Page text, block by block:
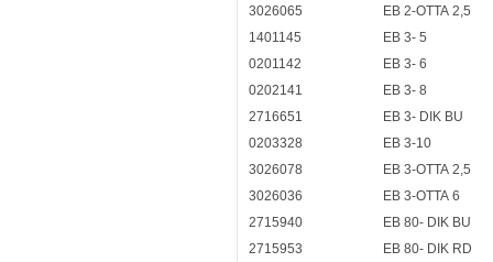
3026065
EB 2-OTTA 2,5
1401145
EB 3- 5
0201142
EB 3- 6
0202141
EB 3- 8
2716651
EB 3- DIK BU
0203328
EB 3-10
3026078
EB 3-OTTA 2,5
3026036
EB 3-OTTA 6
2715940
EB 80- DIK BU
2715953
EB 80- DIK RD